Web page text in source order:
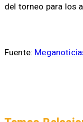
del torneo para los
Fuente: